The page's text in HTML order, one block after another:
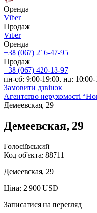
Оренда
Viber
Продаж
Viber
Оренда
+38 (067) 216-47-95
Продаж
+38 (067) 420-18-97
пн-сб: 9:00-19:00, нд: 10:00-
Замовити дзвінок
Агентство нерухомості
Демеевская, 29
Демеевская, 29
Голосіївський
Код об'єкта: 88711
Демеевская, 29
Ціна: 2 900 USD
Записатися на перегляд